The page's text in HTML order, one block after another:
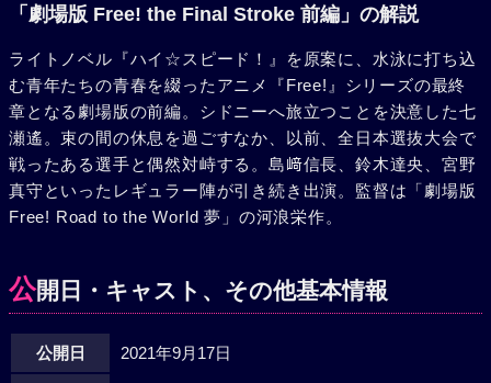
「劇場版 Free! the Final Stroke 前編」の解説
ライトノベル『ハイ☆スピード！』を原案に、水泳に打ち込
む青年たちの青春を綴ったアニメ『Free!』シリーズの最終
章となる劇場版の前編。シドニーへ旅立つことを決意した七
瀬遙。束の間の休息を過ごすなか、以前、全日本選抜大会で
戦ったある選手と偶然対峙する。島﨑信長、鈴木達央、宮野
真守といったレギュラー陣が引き続き出演。監督は「劇場版
Free! Road to the World 夢」の河浪栄作。
公開日・キャスト、その他基本情報
公開日 2021年9月17日